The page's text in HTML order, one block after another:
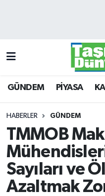
GÜNDEM PİYASA
HABERLER GÜNDEM
TMMOB
Sayıları ve
Azaltmak
KAMPANYA
RÖPORTAJ
YOLCU TAŞIMA
LOJİSTİK
E-GAZETE
Trafik Durumu
Süper Lig Puan
Tüm Manşetler
Son Dakika
Haber Arşivi